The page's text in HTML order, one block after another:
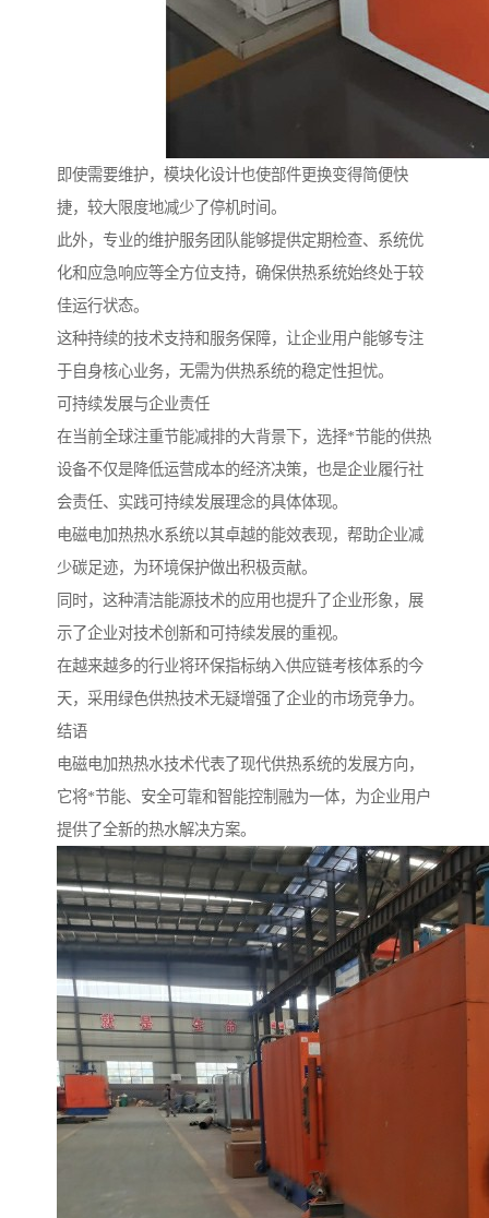
即使需要维护，模块化设计也使部件更换变得简便快
捷，较大限度地减少了停机时间。
此外，专业的维护服务团队能够提供定期检查、系统优
化和应急响应等全方位支持，确保供热系统始终处于较
佳运行状态。
这种持续的技术支持和服务保障，让企业用户能够专注
于自身核心业务，无需为供热系统的稳定性担忧。
可持续发展与企业责任
在当前全球注重节能减排的大背景下，选择*节能的供热
设备不仅是降低运营成本的经济决策，也是企业履行社
会责任、实践可持续发展理念的具体体现。
电磁电加热热水系统以其卓越的能效表现，帮助企业减
少碳足迹，为环境保护做出积极贡献。
同时，这种清洁能源技术的应用也提升了企业形象，展
示了企业对技术创新和可持续发展的重视。
在越来越多的行业将环保指标纳入供应链考核体系的今
天，采用绿色供热技术无疑增强了企业的市场竞争力。
结语
电磁电加热热水技术代表了现代供热系统的发展方向，
它将*节能、安全可靠和智能控制融为一体，为企业用户
提供了全新的热水解决方案。